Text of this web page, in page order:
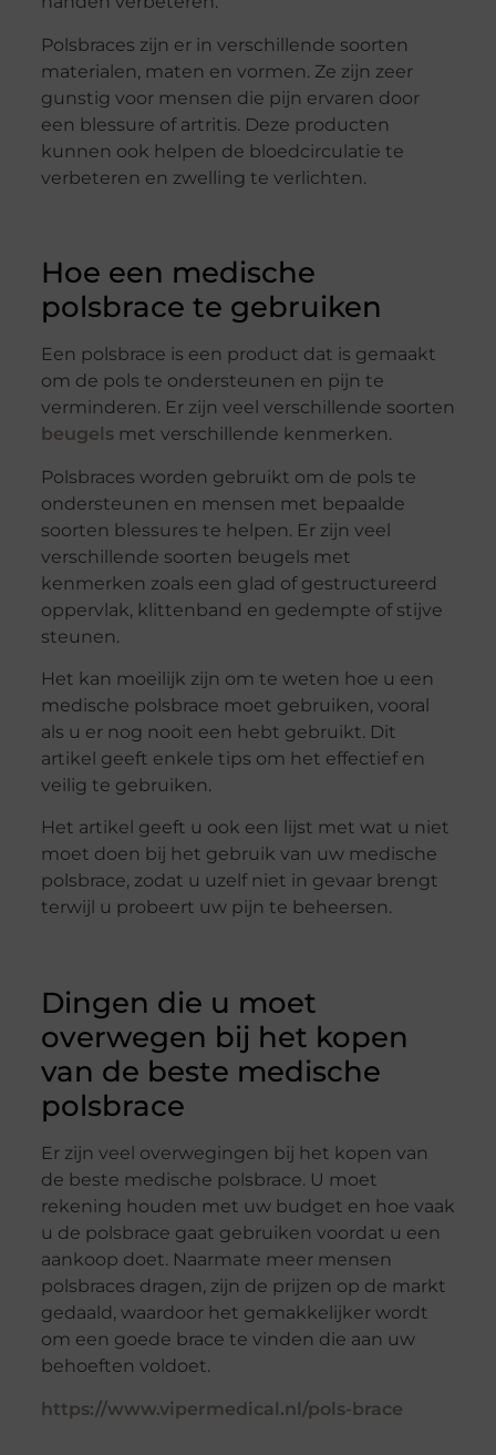
Polsbraces zijn er in verschillende soorten
materialen, maten en vormen. Ze zijn zeer
gunstig voor mensen die pijn ervaren door
een blessure of artritis. Deze producten
kunnen ook helpen de bloedcirculatie te
verbeteren en zwelling te verlichten.
Hoe een medische
polsbrace te gebruiken
Een polsbrace is een product dat is gemaakt
om de pols te ondersteunen en pijn te
verminderen. Er zijn veel verschillende soorten
beugels met verschillende kenmerken.
Polsbraces worden gebruikt om de pols te
ondersteunen en mensen met bepaalde
soorten blessures te helpen. Er zijn veel
verschillende soorten beugels met
kenmerken zoals een glad of gestructureerd
oppervlak, klittenband en gedempte of stijve
steunen.
Het kan moeilijk zijn om te weten hoe u een
medische polsbrace moet gebruiken, vooral
als u er nog nooit een hebt gebruikt. Dit
artikel geeft enkele tips om het effectief en
veilig te gebruiken.
Het artikel geeft u ook een lijst met wat u niet
moet doen bij het gebruik van uw medische
polsbrace, zodat u uzelf niet in gevaar brengt
terwijl u probeert uw pijn te beheersen.
Dingen die u moet
overwegen bij het kopen
van de beste medische
polsbrace
Er zijn veel overwegingen bij het kopen van
de beste medische polsbrace. U moet
rekening houden met uw budget en hoe vaak
u de polsbrace gaat gebruiken voordat u een
aankoop doet. Naarmate meer mensen
polsbraces dragen, zijn de prijzen op de markt
gedaald, waardoor het gemakkelijker wordt
om een goede brace te vinden die aan uw
behoeften voldoet.
https://www.vipermedical.nl/pols-brace